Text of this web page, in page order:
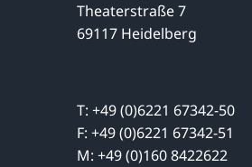
Theaterstraße 7
69117 Heidelberg
T: +49 (0)6221 67342-50
F: +49 (0)6221 67342-51
M: +49 (0)160 8422622